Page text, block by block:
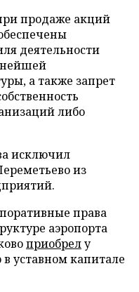
продаже акций
деятельности
а также запрет
либо
исключил
из
права
аэропорта
приобрелу
уставном капитале